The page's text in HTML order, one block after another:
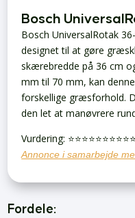
Bosch
Bosch UniversalRotak
designet til at gøre
skærebredde på 36 cm
mm til 70 mm, kan
forskellige græsforhold.
den let at manøvrere
Vurdering:
Annonce i samarbejde
Fordele: